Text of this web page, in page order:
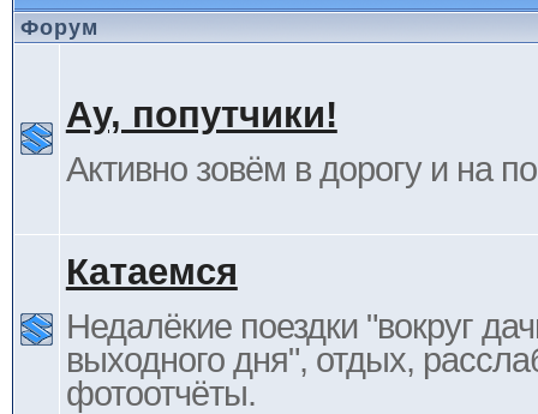
Форум
Ау, попутчики!
Активно зовём в дорогу и на
Катаемся
Недалёкие поездки "вокруг
выходного дня", отдых,
фотоотчёты.